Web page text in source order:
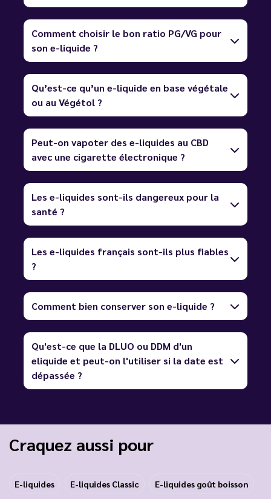
Comment choisir le bon ratio PG/VG pour
son e-liquide ?
Qu’est-ce qu’un e-liquide en base végétale
ou au Végétol ?
Peut-on vapoter des e-liquides au CBD
avec une cigarette électronique ?
Les e-liquides sont-ils dangereux pour la
santé ?
Les e-liquides français sont-ils plus fiables
?
Comment bien conserver son e-liquide ?
Qu'est-ce que la DLUO ou DDM d'un
eliquide et peut-on l'utiliser si la date est
dépassée ?
Craquez aussi pour
E-liquides E-liquides Classic E-liquides goût boisson